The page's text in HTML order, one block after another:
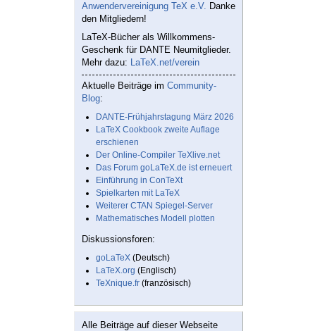
Anwendervereinigung TeX e.V. Danke
den Mitgliedern!
LaTeX-Bücher als Willkommens-
Geschenk für DANTE Neumitglieder.
Mehr dazu: LaTeX.net/verein
Aktuelle Beiträge im Community-
Blog:
DANTE-Frühjahrstagung März 2026
LaTeX Cookbook zweite Auflage
erschienen
Der Online-Compiler TeXlive.net
Das Forum goLaTeX.de ist erneuert
Einführung in ConTeXt
Spielkarten mit LaTeX
Weiterer CTAN Spiegel-Server
Mathematisches Modell plotten
Diskussionsforen:
goLaTeX (Deutsch)
LaTeX.org (Englisch)
TeXnique.fr (französisch)
Alle Beiträge auf dieser Webseite